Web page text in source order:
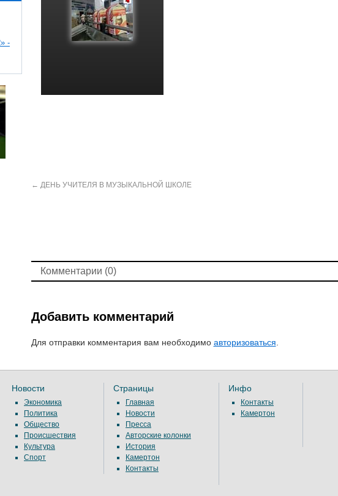
-
← ДЕНЬ УЧИТЕЛЯ В МУЗЫКАЛЬНОЙ ШКОЛЕ
Комментарии (0)
Добавить комментарий
Для отправки комментария вам необходимо авторизоваться.
Новости
Экономика
Политика
Общество
Происшествия
Культура
Спорт
Страницы
Главная
Новости
Пресса
Авторские колонки
История
Камертон
Контакты
Инфо
Контакты
Камертон